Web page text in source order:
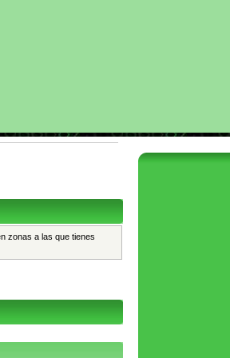
zonas a las que tienes